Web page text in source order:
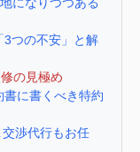
3つの不安」と解
の見極め
に書くべき特約
渉代行もお任